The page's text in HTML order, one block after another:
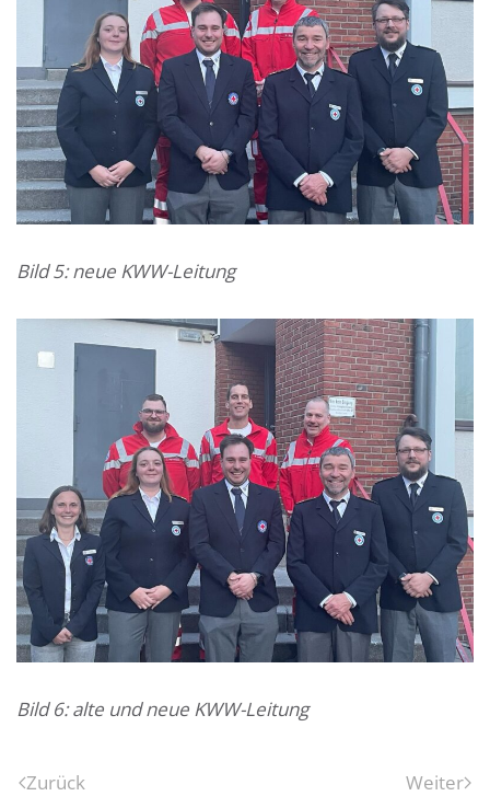
Bild 5: neue KWW-Leitung
Bild 6: alte und neue KWW-Leitung
Zurück Weiter